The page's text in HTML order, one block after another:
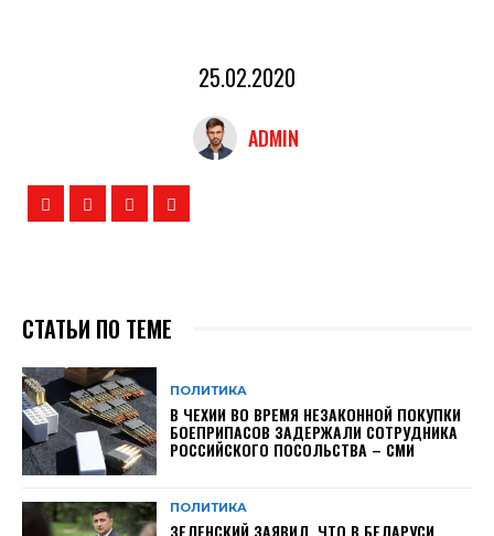
25.02.2020
ADMIN
СТАТЬИ ПО ТЕМЕ
ПОЛИТИКА
В ЧЕХИИ ВО ВРЕМЯ НЕЗАКОННОЙ ПОКУПКИ
БОЕПРИПАСОВ ЗАДЕРЖАЛИ СОТРУДНИКА
РОССИЙСКОГО ПОСОЛЬСТВА – СМИ
ПОЛИТИКА
ЗЕЛЕНСКИЙ ЗАЯВИЛ, ЧТО В БЕЛАРУСИ